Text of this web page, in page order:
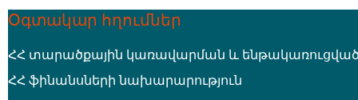
Օգտակար հղումներ
ՀՀ տարածքային կառավարման և
ՀՀ ֆինանսների նախարարություն